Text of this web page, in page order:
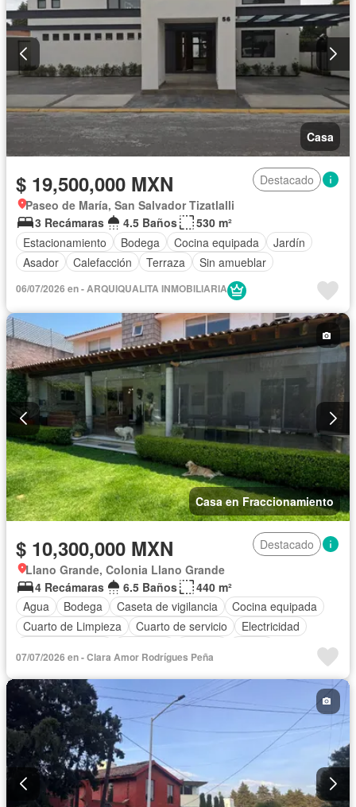
Casa
$ 19,500,000 MXN
Destacado
Paseo de María, San Salvador Tizatlalli
3 Recámaras
4.5 Baños
530 m²
Estacionamiento
Bodega Cocina equipada
Jardín
Asador
Calefacción Terraza Sin amueblar
06/07/2026 en - ARQUIQUALITA INMOBILIARIA
Casa en Fraccionamiento
$ 10,300,000 MXN
Destacado
Llano Grande, Colonia Llano Grande
4 Recámaras
6.5 Baños
440 m²
Agua
Bodega Caseta de vigilancia
Cocina equipada
Cuarto de Limpieza
Cuarto de servicio
Electricidad
Recámara con closet
Sala polivalente
Zonas verdes
07/07/2026 en - Clara Amor Rodrígues Peña